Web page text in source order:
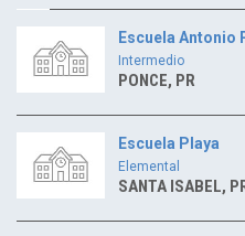
Escuela Antonio
Intermedio
PONCE, PR
Escuela Playa
Elemental
SANTA ISABEL,